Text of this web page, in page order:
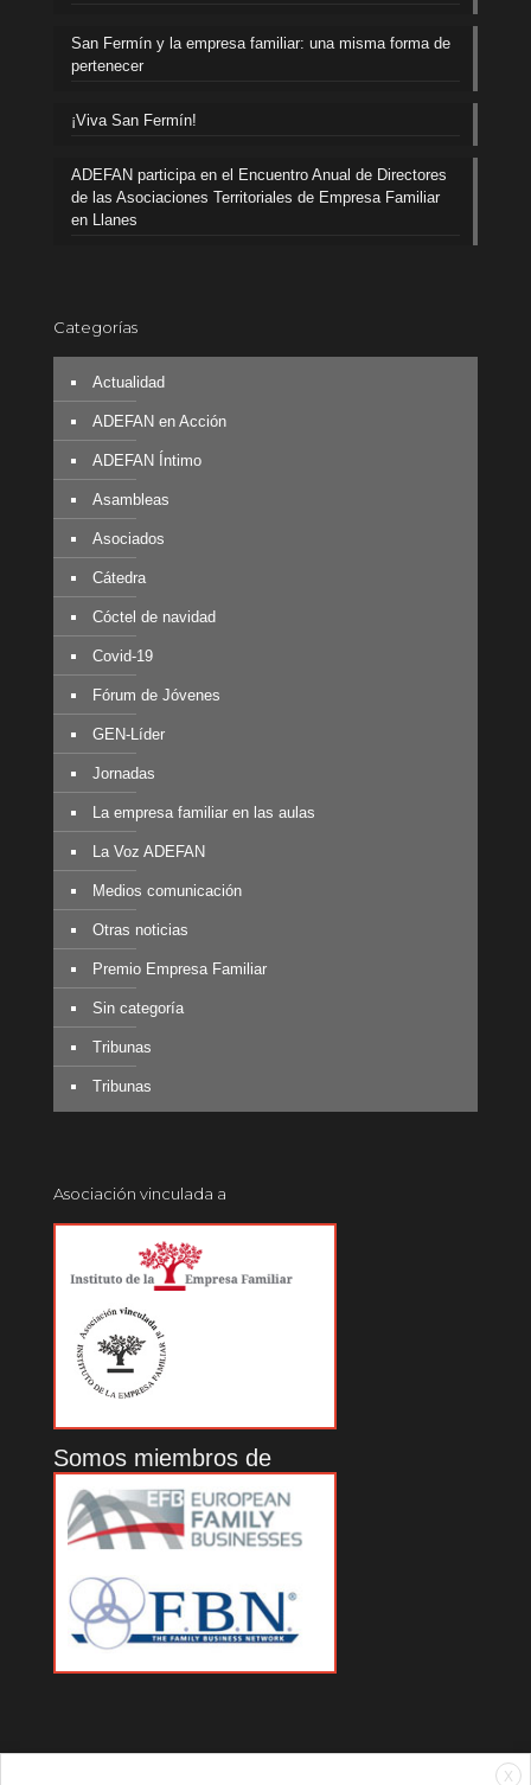
San Fermín y la empresa familiar: una misma forma de
pertenecer
¡Viva San Fermín!
ADEFAN participa en el Encuentro Anual de Directores
de las Asociaciones Territoriales de Empresa Familiar
en Llanes
Categorías
Actualidad
ADEFAN en Acción
ADEFAN Íntimo
Asambleas
Asociados
Cátedra
Cóctel de navidad
Covid-19
Fórum de Jóvenes
GEN-Líder
Jornadas
La empresa familiar en las aulas
La Voz ADEFAN
Medios comunicación
Otras noticias
Premio Empresa Familiar
Sin categoría
Tribunas
Tribunas
Asociación vinculada a
Somos miembros de
X